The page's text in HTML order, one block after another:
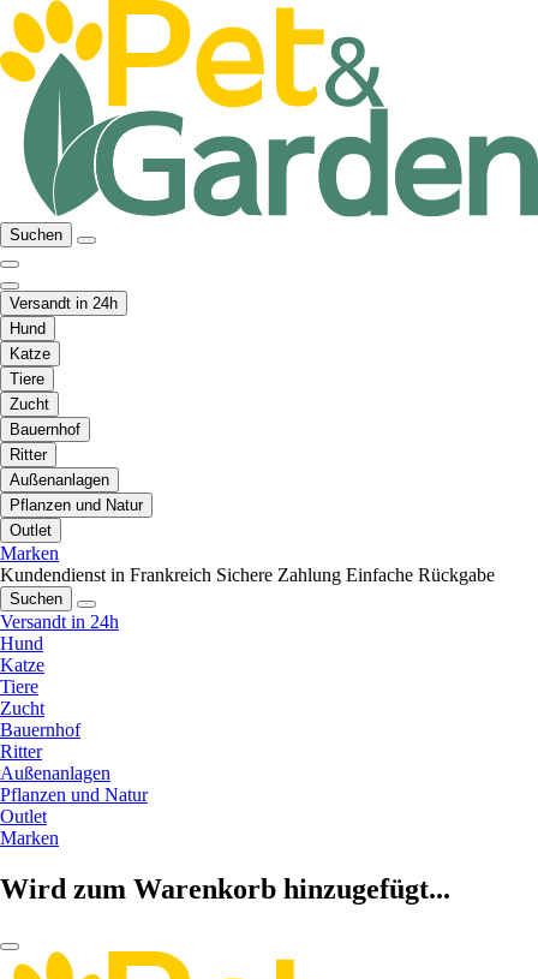
Suchen
Versandt in 24h
Hund
Katze
Tiere
Zucht
Bauernhof
Ritter
Außenanlagen
Pflanzen und Natur
Outlet
Marken
Kundendienst in Frankreich Sichere Zahlung Einfache Rückgabe
Suchen
Versandt in 24h
Hund
Katze
Tiere
Zucht
Bauernhof
Ritter
Außenanlagen
Pflanzen und Natur
Outlet
Marken
Wird zum Warenkorb hinzugefügt...